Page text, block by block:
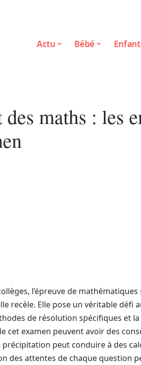
Actu Bébé Enfant
maths : les
l’épreuve de
recèle. Elle pose un véritable défi
de résolution spécifiques et
cet examen peuvent avoir des
peut conduire à des
des attentes de chaque question